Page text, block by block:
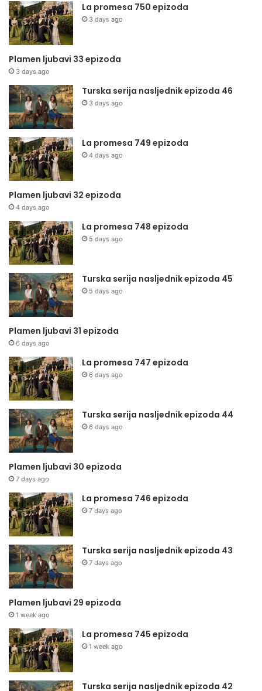
La promesa 750 epizoda
3 days ago
Plamen ljubavi 33 epizoda
3 days ago
Turska serija nasljednik epizoda 46
3 days ago
La promesa 749 epizoda
4 days ago
Plamen ljubavi 32 epizoda
4 days ago
La promesa 748 epizoda
5 days ago
Turska serija nasljednik epizoda 45
5 days ago
Plamen ljubavi 31 epizoda
6 days ago
La promesa 747 epizoda
6 days ago
Turska serija nasljednik epizoda 44
6 days ago
Plamen ljubavi 30 epizoda
7 days ago
La promesa 746 epizoda
7 days ago
Turska serija nasljednik epizoda 43
7 days ago
Plamen ljubavi 29 epizoda
1 week ago
La promesa 745 epizoda
1 week ago
Turska serija nasljednik epizoda 42